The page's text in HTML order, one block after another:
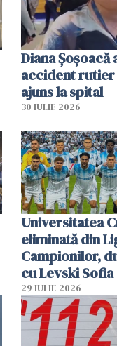
Diana Șoșoacă
accident rutier
ajuns la spital
30 IULIE 2026
Universitatea
eliminată din
Campionilor,
cu Levski Sofia
29 IULIE 2026